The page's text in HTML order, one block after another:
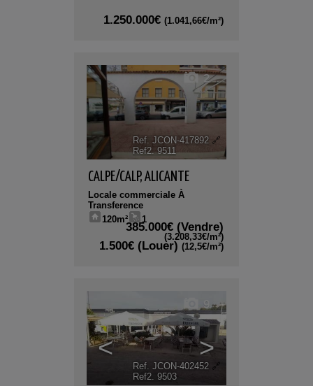
1.250.000€ (1.041,66€/m²)
2
Ref. JCON-417892 🔗
Ref2. 9511
CALPE/CALP, ALICANTE
Locale commerciale À
Transference
120m²
1
385.000€ (Vendre)
(3.208,33€/m²)
1.500€ (Louer) (12,5€/m²)
< >
9
Ref. JCON-402452 🔗
Ref2. 9503